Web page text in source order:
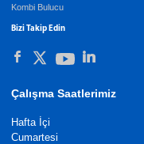
Kombi Bulucu
Bizi Takip Edin
Çalışma Saatlerimiz
Hafta İçi
Cumartesi